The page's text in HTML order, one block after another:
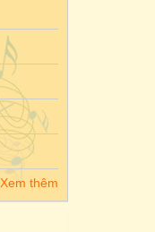
Xem thêm